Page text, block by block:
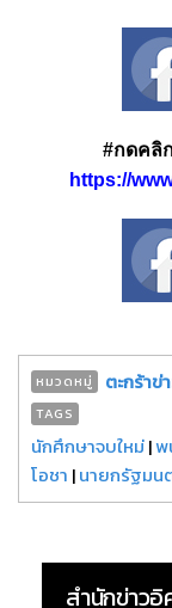
#กดคลิ
https://
หมวดหมู่ ตะกร้าข่
TAGS
นักศึกษาจบใหม่|พ
โอชา |นายกรัฐมน
สำนักข่าวอิ